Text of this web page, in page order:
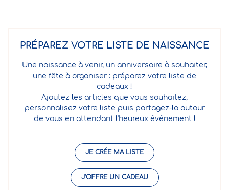
PRÉPAREZ VOTRE LISTE DE NAISSANCE
Une naissance à venir, un anniversaire à souhaiter,
une fête à organiser : préparez votre liste de
cadeaux !
Ajoutez les articles que vous souhaitez,
personnalisez votre liste puis partagez-la autour
de vous en attendant l'heureux événement !
JE CRÉE MA LISTE
J'OFFRE UN CADEAU